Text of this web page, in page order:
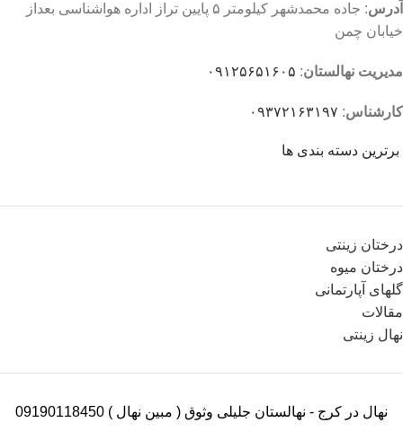
آدرس
: جاده محمدشهر کیلومتر ۵ پایین تراز اداره هواشناسی بعداز
خیابان چمن
مدیریت نهالستان: ۰۹۱۲۵۶۵۱۶۰۵
کارشناس: ۰۹۳۷۲۱۶۳۱۹۷
برترین دسته بندی ها
درختان زینتی
درختان میوه
گلهای آپارتمانی
مقالات
نهال زینتی
نهال در کرج - نهالستان جلیلی وثوق ( مبین نهال ) 09190118450